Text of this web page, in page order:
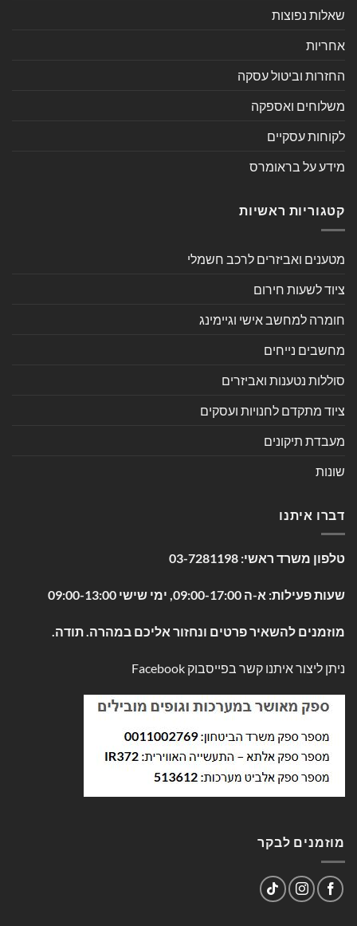
שאלות נפוצות
אחריות
החזרות וביטול עסקה
משלוחים ואספקה
לקוחות עסקיים
מידע על בראומרס
קטגוריות ראשיות
מטענים ואביזרים לרכב חשמלי
ציוד לשעות חירום
חומרה למחשב אישי וגיימינג
מחשבים נייחים
סוללות נטענות ואביזרים
ציוד מתקדם לחנויות ועסקים
מעבדת תיקונים
שונות
דברו איתנו
טלפון משרד ראשי: 03-7281198
שעות פעילות: א-ה 09:00-17:00, ימי שישי 09:00-13:00
מוזמנים להשאיר פרטים ונחזור אליכם במהרה. תודה.
ניתן ליצור איתנו קשר בפייסבוק Facebook
מוזמנים לבקר